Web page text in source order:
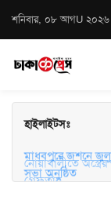
শনিবার, ০৮ আগU ২০২৬
হাইলাইটসঃ
নোয়াখালীতে অস্ত্রের
সভা অনুষ্ঠিত